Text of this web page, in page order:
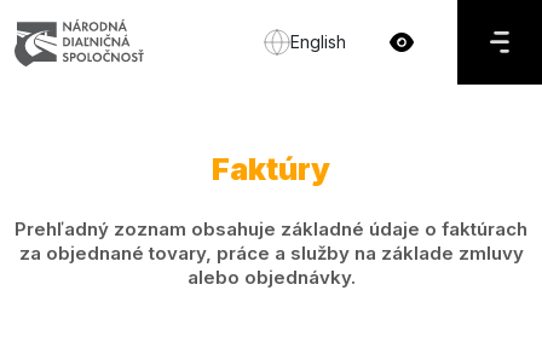
English
Faktúry
Prehľadný zoznam obsahuje základné údaje o faktúrach
za objednané tovary, práce a služby na základe zmluvy
alebo objednávky.